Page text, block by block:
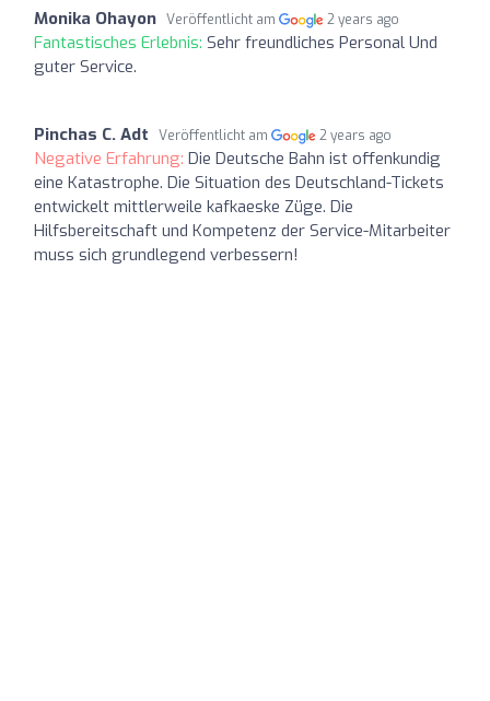
Monika Ohayon Veröffentlicht am 2 years ago
Fantastisches Erlebnis: Sehr freundliches Personal Und
guter Service.
Pinchas C. Adt Veröffentlicht am 2 years ago
Negative Erfahrung: Die Deutsche Bahn ist offenkundig
eine Katastrophe. Die Situation des Deutschland-Tickets
entwickelt mittlerweile kafkaeske Züge. Die
Hilfsbereitschaft und Kompetenz der Service-Mitarbeiter
muss sich grundlegend verbessern!